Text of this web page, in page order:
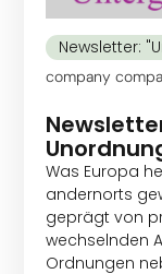
Newsletter:
company
Was Europa
andernorts
geprägt von
wechselnden
Ordnungen